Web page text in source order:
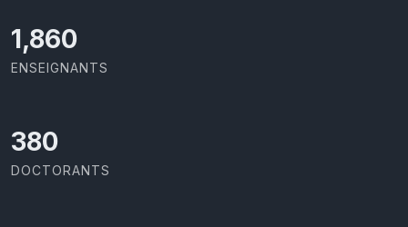
1,973
ENSEIGNANTS
403
DOCTORANTS